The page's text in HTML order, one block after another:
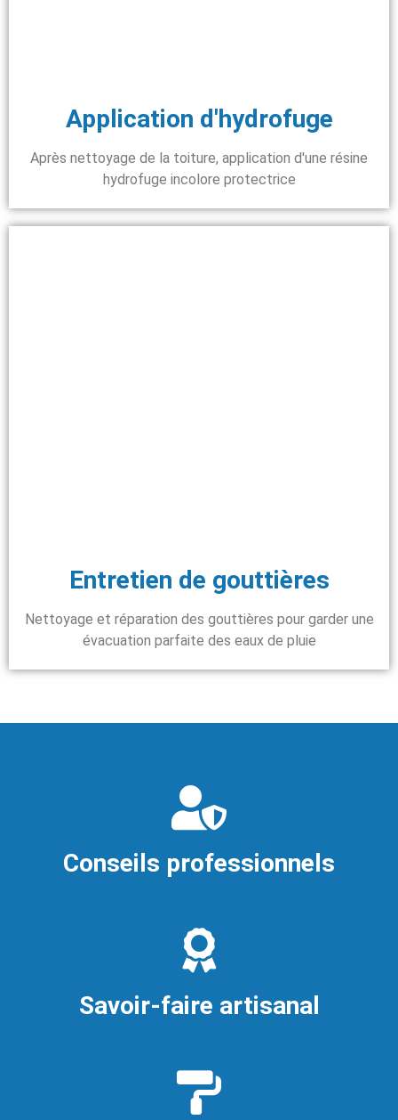
Application d'hydrofuge
Après nettoyage de la toiture, application d'une résine
hydrofuge incolore protectrice
Entretien de gouttières
Nettoyage et réparation des gouttières pour garder une
évacuation parfaite des eaux de pluie
Conseils professionnels
Savoir-faire artisanal